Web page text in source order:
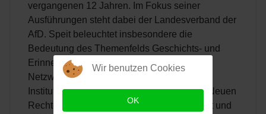
vergangenen 12 Jahren. Im Fokus seiner
Ausführungen steht dabei der Landesverband der
AfD. Speit beleuchtet insbesondere die
Bedeutung des Themenfelds Geschichts- und
Erinnerungspolitik für die AfD und die
Netzwerkarbeit der AfD gegenüber Medien,
Institutionen und Einzelpersonen der sog. „Neuen
Rechten“. In aktueller Perspektive analysiert und
Wir benutzen Cookies
OK